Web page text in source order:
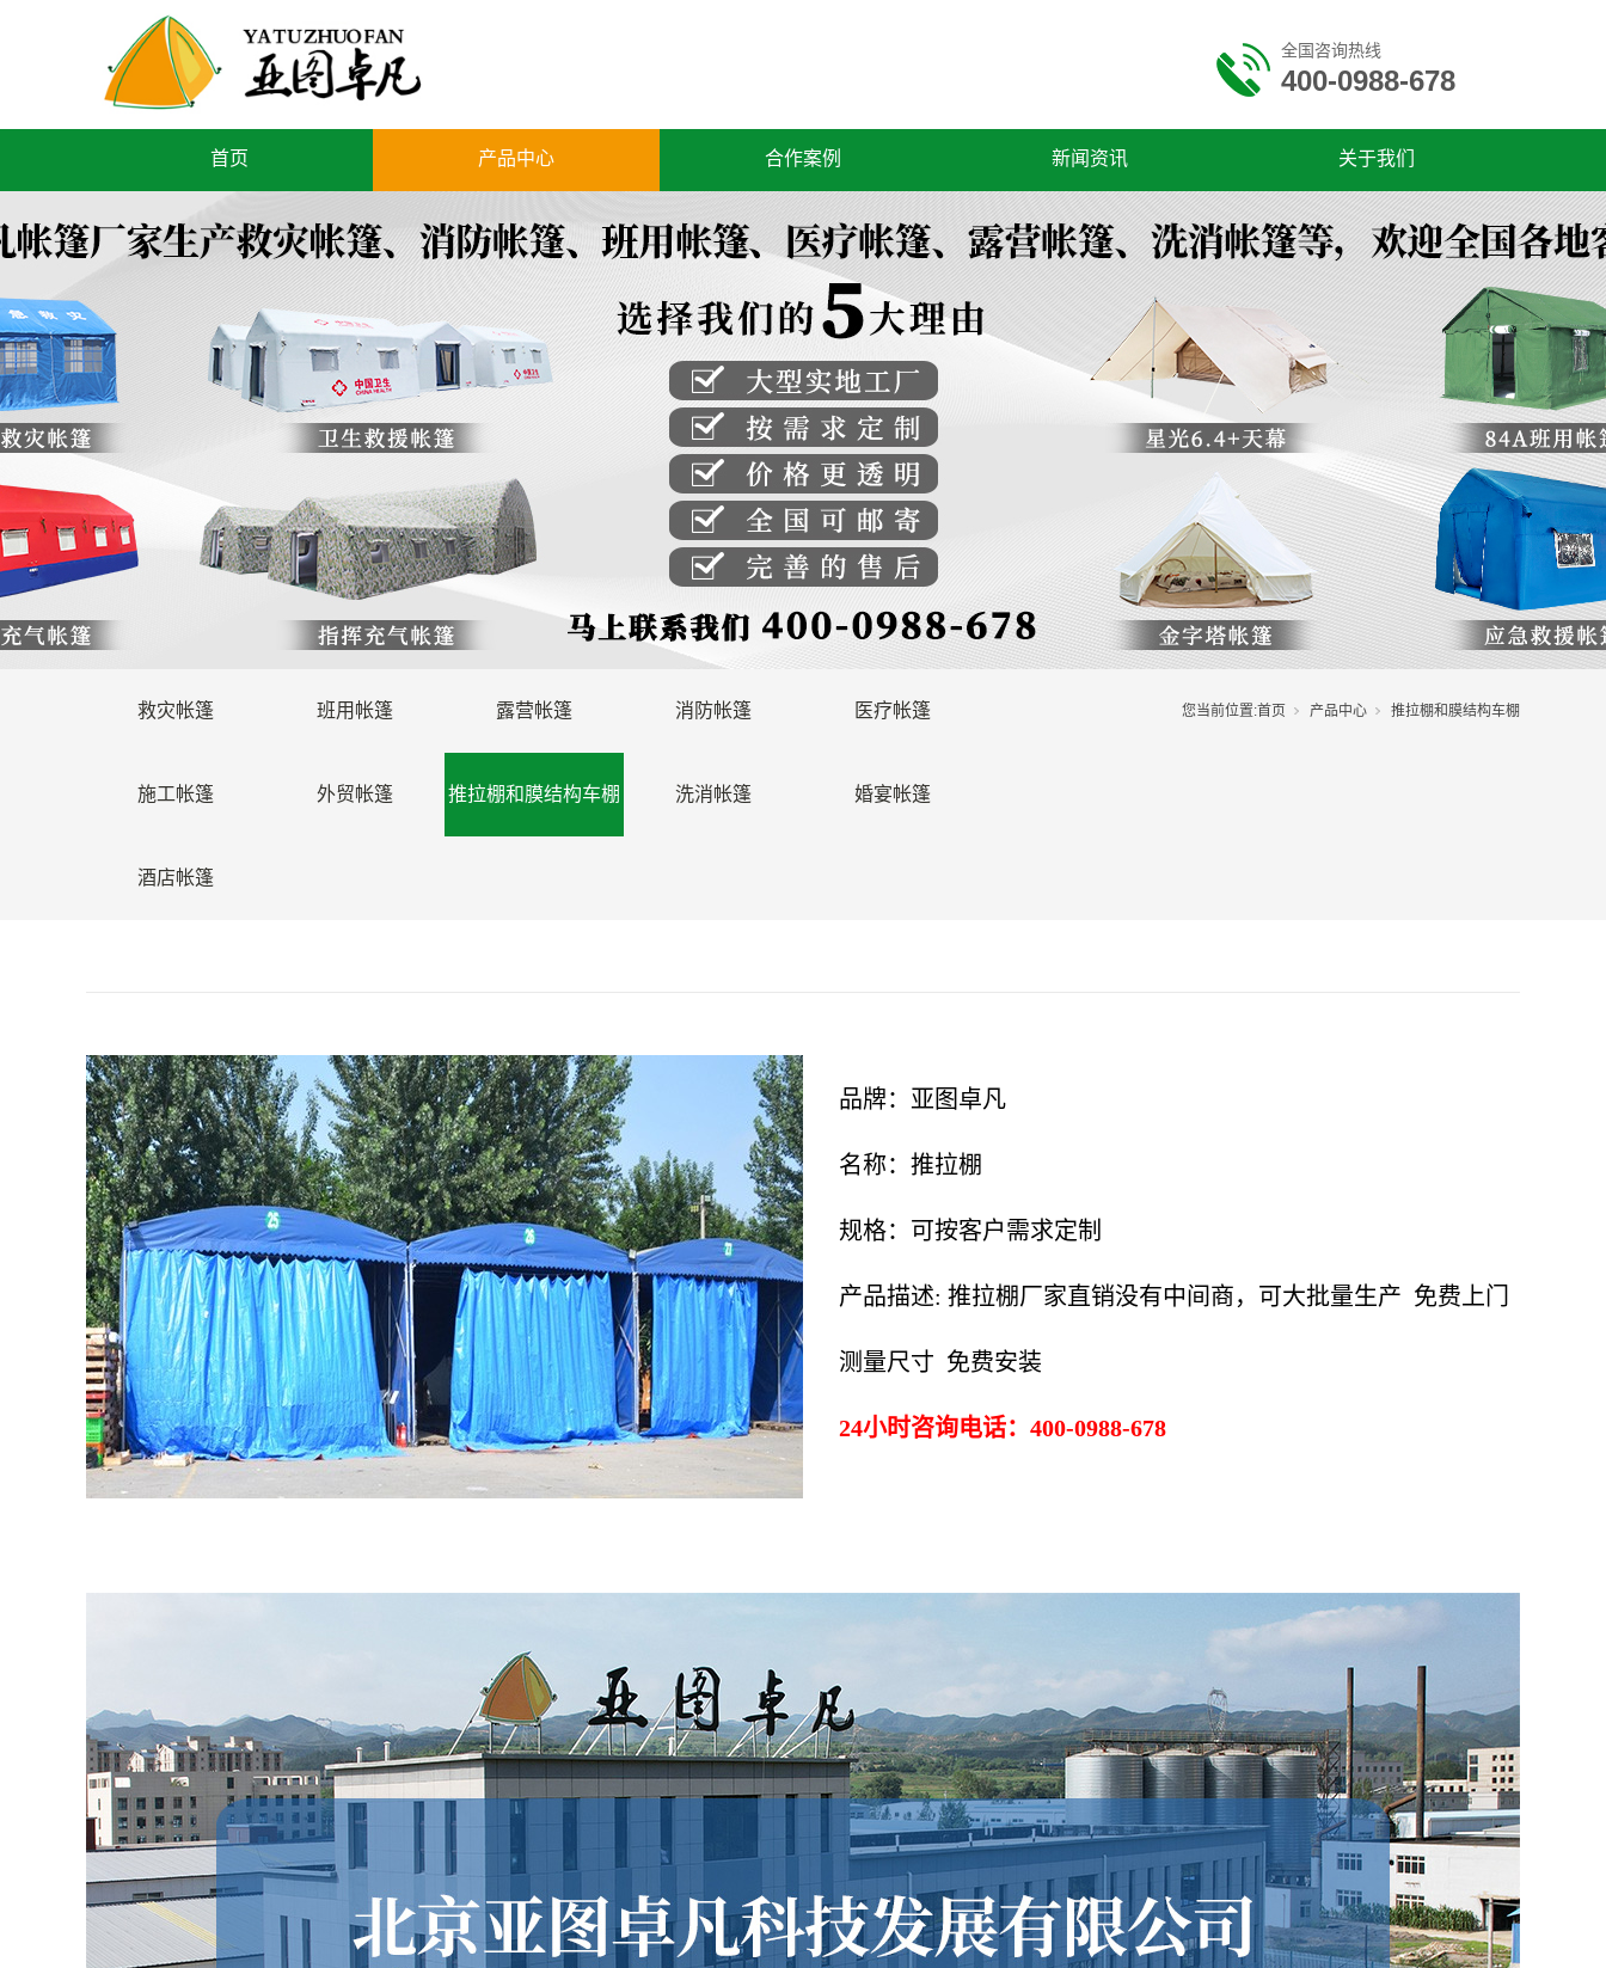
全国咨询热线
400-0988-678
首页 产品中心 合作案例 新闻资讯 关于我们
救灾帐篷 班用帐篷 露营帐篷 消防帐篷 医疗帐篷
施工帐篷 外贸帐篷 推拉棚和膜结构车棚 洗消帐篷 婚宴帐篷
酒店帐篷
您当前位置:首页 产品中心 推拉棚和膜结构车棚
品牌：亚图卓凡
名称：推拉棚
规格：可按客户需求定制
产品描述: 推拉棚厂家直销没有中间商，可大批量生产 免费上门
测量尺寸 免费安装
24小时咨询电话：400-0988-678